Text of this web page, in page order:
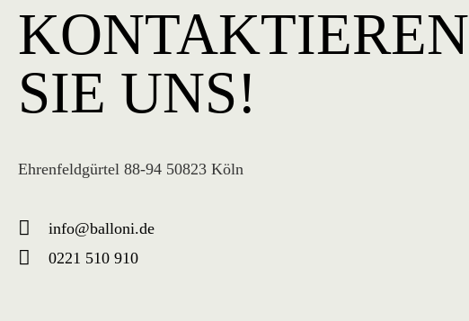
KONTAKTIEREN
SIE UNS!
Ehrenfeldgürtel 88-94 50823 Köln
info@balloni.de
0221 510 910